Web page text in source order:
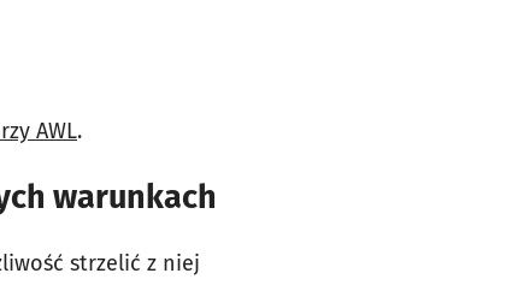
AWL.
warunkach
strzelić z niej